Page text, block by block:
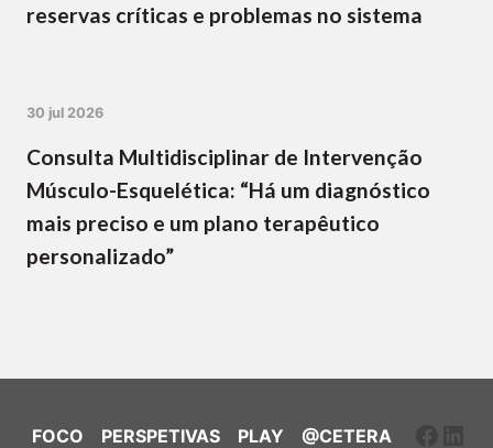
reservas críticas e problemas no sistema
30 jul 2026
Consulta Multidisciplinar de Intervenção
Músculo-Esquelética: “Há um diagnóstico
mais preciso e um plano terapêutico
personalizado”
FOCO PERSPETIVAS PLAY @CETERA